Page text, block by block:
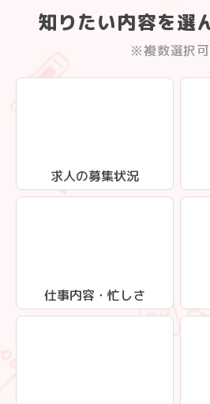
知りたい内容を選
※複数選択
求人の募集状況
仕事内容・忙しさ